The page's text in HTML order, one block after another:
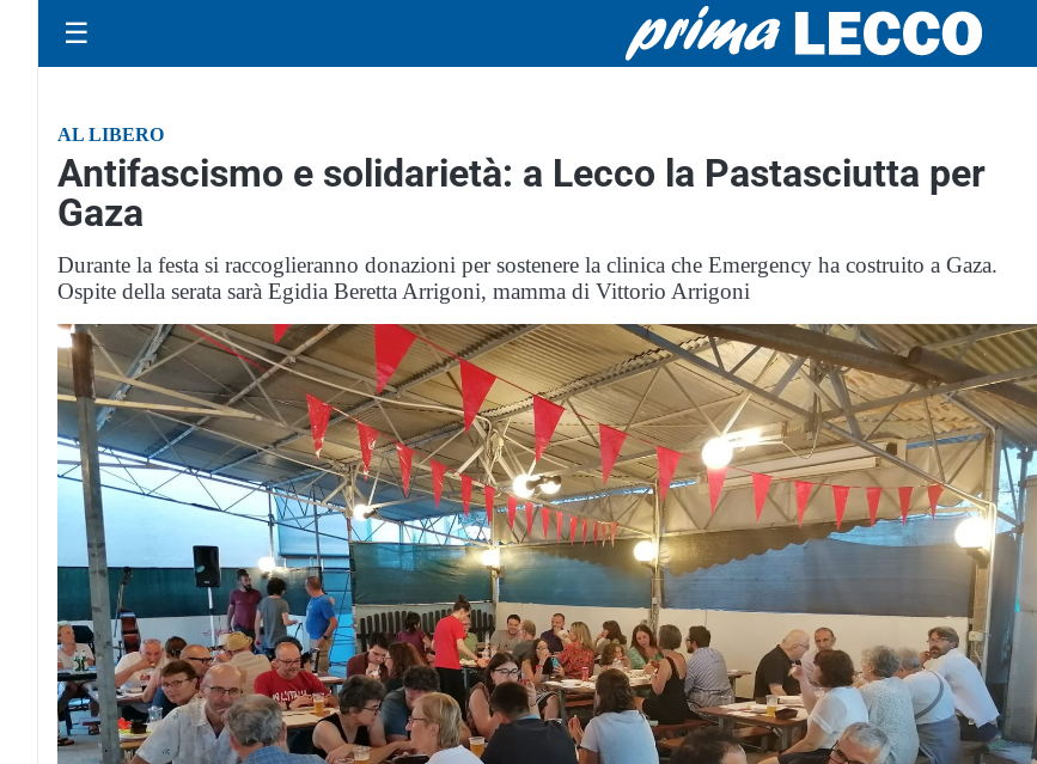
☰
AL LIBERO
Antifascismo e solidarietà: a Lecco la Pastasciutta per
Gaza
Durante la festa si raccoglieranno donazioni per sostenere la clinica che Emergency ha costruito a Gaza.
Ospite della serata sarà Egidia Beretta Arrigoni, mamma di Vittorio Arrigoni